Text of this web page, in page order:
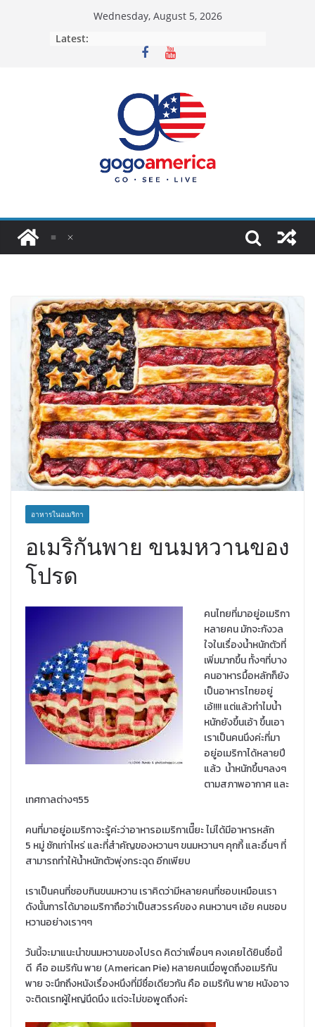
Wednesday, August 5, 2026
Latest:
อาหารในอเมริกา
อเมริกันพาย ขนมหวานของ
โปรด
คนไทยที่มาอยู่อเมริกา
หลายคน มักจะกังวล
ใจในเรื่องน้ำหนักตัวที่
เพิ่มมากขึ้น ทั้งๆที่บาง
คนอาหารมื้อหลักก็ยัง
เป็นอาหารไทยอยู่
เอ้!!!! แต่แล้วทำไมน้ำ
หนักยังขึ้นเอ้า ขึ้นเอา
เราเป็นคนนึงค่ะที่มา
อยู่อเมริกาได้หลายปี
แล้ว น้ำหนักขึ้นๆลงๆ
ตามสภาพอากาศ และ
เทศกาลต่างๆ55
คนที่มาอยู่อเมริกาจะรู้ค่ะว่าอาหารอเมริกาเนี๊ยะ ไม่ได้มีอาหารหลัก
5 หมู่ ซักเท่าไหร่ และที่สำคัญของหวานๆ ขนมหวานๆ คุกกี้ และอื่นๆ ที่
สามารถทำให้น้ำหนักตัวพุ่งกระฉุด อีกเพียบ
เราเป็นคนที่ชอบกินขนมหวาน เราคิดว่ามีหลายคนที่ชอบเหมือนเรา
ดังนั้นการได้มาอเมริกาถือว่าเป็นสวรรค์ของ คนหวานๆ เอ้ย คนชอบ
หวานอย่างเราๆๆ
วันนี้จะมาแนะนำขนมหวานของโปรด คิดว่าเพื่อนๆ คงเคยได้ยินชื่อนี้
ดี คือ อเมริกัน พาย (American Pie) หลายคนเมื่อพูดถึงอเมริกัน
พาย จะนึกถึงหนังเรื่องหนึงที่มีชื่อเดียวกัน คือ อเมริกัน พาย หนังอาจ
จะติดเรทผู้ใหญ่นึดนึง แต่จะไม่ขอพูดถึงค่ะ